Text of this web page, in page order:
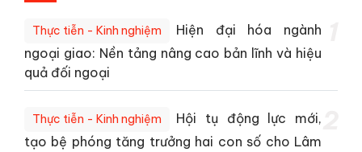
Thực tiễn - Kinh nghiệm
Hiện đại hóa ngành
ngoại giao: Nền tảng nâng cao bản lĩnh và hiệu
quả đối ngoại
Thực tiễn - Kinh nghiệm
Hội tụ động lực mới,
tạo bệ phóng tăng trưởng hai con số cho Lâm